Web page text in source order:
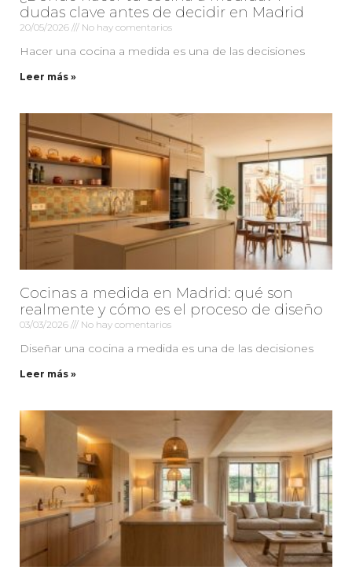
dudas clave antes de decidir en Madrid
20/05/2026 No hay comentarios
Hacer una cocina a medida es una de las decisiones
Leer más »
Cocinas a medida en Madrid: qué son
realmente y cómo es el proceso de diseño
03/03/2026 No hay comentarios
Diseñar una cocina a medida es una de las decisiones
Leer más »